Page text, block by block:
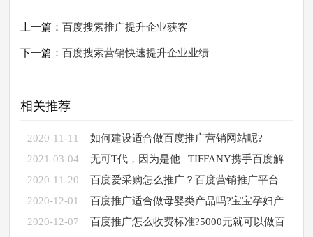
上一篇：百度搜索推广提升企业获客
下一篇：百度搜索营销快速提升企业业绩
相关推荐
2020-11-11
如何建设适合做百度推广营销网站呢?
2021-03-04
无可T代，因为是他 | TIFFANY携手百度解
锁营销新玩
2020-11-20
百度爱采购怎么推广？百度营销推广平台
2020-12-01
百度推广适合做母婴类产品吗?宝宝孕妇产
品怎么
2020-12-07 百度推广怎么收费标准?5000元就可以做百